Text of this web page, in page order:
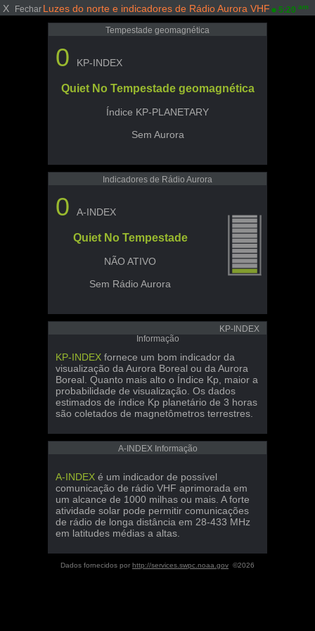
X Fechar Luzes do norte e indicadores de Rádio Aurora VHF 5:20 am
Tempestade geomagnética
0 KP-INDEX
Quiet No Tempestade geomagnética
Índice KP-PLANETARY
Sem Aurora
Indicadores de Rádio Aurora
0 A-INDEX
Quiet No Tempestade
NÃO ATIVO
Sem Rádio Aurora
KP-INDEX
Informação
KP-INDEX fornece um bom indicador da
visualização da Aurora Boreal ou da Aurora
Boreal. Quanto mais alto o Índice Kp, maior a
probabilidade de visualização. Os dados
estimados de índice Kp planetário de 3 horas
são coletados de magnetômetros terrestres.
A-INDEX Informação
A-INDEX é um indicador de possível
comunicação de rádio VHF aprimorada em
um alcance de 1000 milhas ou mais. A forte
atividade solar pode permitir comunicações
de rádio de longa distância em 28-433 MHz
em latitudes médias a altas.
Dados fornecidos por http://services.swpc.noaa.gov ©2026